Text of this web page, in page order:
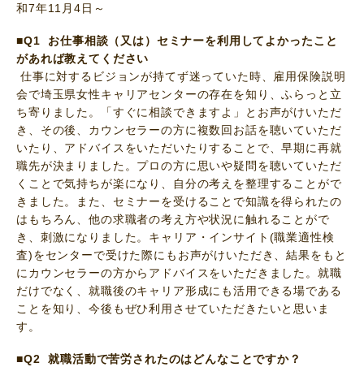
和7年11月4日～
■Q1 お仕事相談（又は）セミナーを利用してよかったこと
があれば教えてください
仕事に対するビジョンが持てず迷っていた時、雇用保険説明
会で埼玉県女性キャリアセンターの存在を知り、ふらっと立
ち寄りました。「すぐに相談できますよ」とお声がけいただ
き、その後、カウンセラーの方に複数回お話を聴いていただ
いたり、アドバイスをいただいたりすることで、早期に再就
職先が決まりました。プロの方に思いや疑問を聴いていただ
くことで気持ちが楽になり、自分の考えを整理することがで
きました。また、セミナーを受けることで知識を得られたの
はもちろん、他の求職者の考え方や状況に触れることがで
き、刺激になりました。キャリア・インサイト(職業適性検
査)をセンターで受けた際にもお声がけいただき、結果をもと
にカウンセラーの方からアドバイスをいただきました。就職
だけでなく、就職後のキャリア形成にも活用できる場である
ことを知り、今後もぜひ利用させていただきたいと思いま
す。
■Q2 就職活動で苦労されたのはどんなことですか？